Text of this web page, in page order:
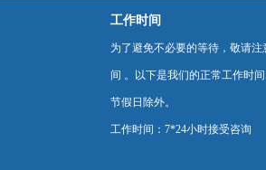
工作时间
为了避免不必要的等待，敬请
间 。以下是我们的正常工作时
节假日除外。
工作时间：7*24小时接受咨询